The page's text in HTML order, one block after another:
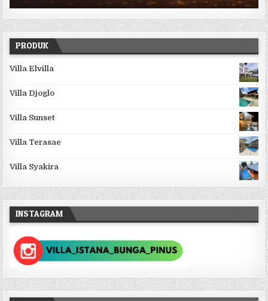
PRODUK
Villa Elvilla
Villa Djoglo
Villa Sunset
Villa Terasae
Villa Syakira
INSTAGRAM